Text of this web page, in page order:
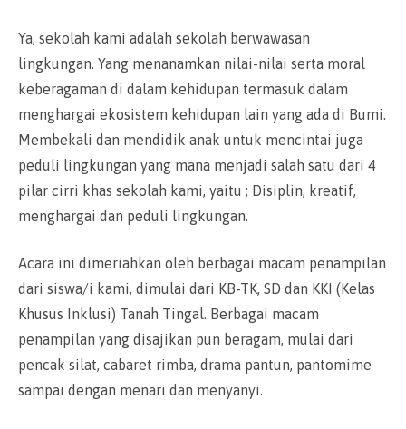
Ya, sekolah kami adalah sekolah berwawasan
lingkungan. Yang menanamkan nilai-nilai serta moral
keberagaman di dalam kehidupan termasuk dalam
menghargai ekosistem kehidupan lain yang ada di Bumi.
Membekali dan mendidik anak untuk mencintai juga
peduli lingkungan yang mana menjadi salah satu dari 4
pilar cirri khas sekolah kami, yaitu ; Disiplin, kreatif,
menghargai dan peduli lingkungan.
Acara ini dimeriahkan oleh berbagai macam penampilan
dari siswa/i kami, dimulai dari KB-TK, SD dan KKI (Kelas
Khusus Inklusi) Tanah Tingal. Berbagai macam
penampilan yang disajikan pun beragam, mulai dari
pencak silat, cabaret rimba, drama pantun, pantomime
sampai dengan menari dan menyanyi.